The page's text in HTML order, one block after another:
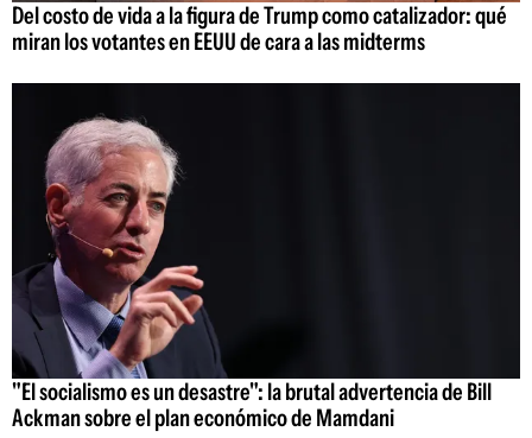
Del costo de vida a la figura de Trump como catalizador: qué
miran los votantes en EEUU de cara a las midterms
"El socialismo es un desastre": la brutal advertencia de Bill
Ackman sobre el plan económico de Mamdani